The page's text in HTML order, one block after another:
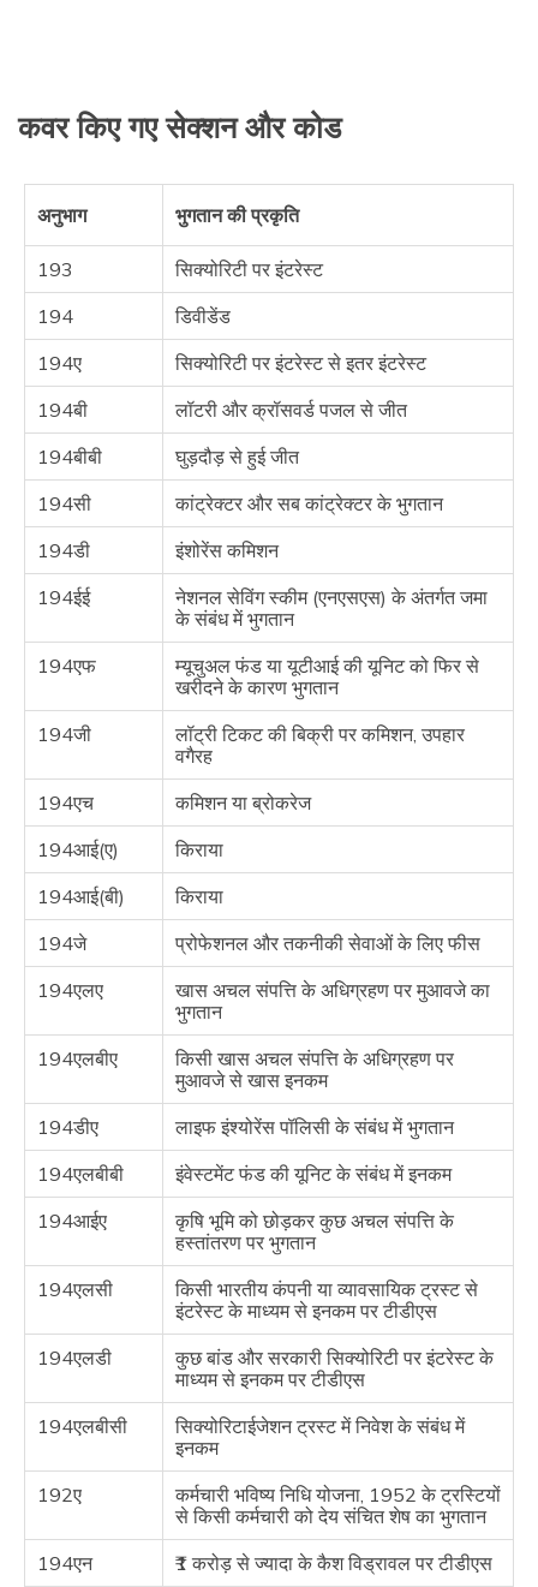
कवर किए गए सेक्शन और कोड
अनुभाग भुगतान की प्रकृति
193
सिक्योरिटी पर इंटरेस्ट
194
डिवीडेंड
194ए
सिक्योरिटी पर इंटरेस्ट से इतर इंटरेस्ट
194बी
लॉटरी और क्रॉसवर्ड पजल से जीत
194बीबी
घुड़दौड़ से हुई जीत
194सी
कांट्रेक्टर और सब कांट्रेक्टर के भुगतान
194डी
इंशोरेंस कमिशन
194ईई
नेशनल सेविंग स्कीम (एनएसएस) के अंतर्गत जमा
के संबंध में भुगतान
194एफ
म्यूचुअल फंड या यूटीआई की यूनिट को फिर से
खरीदने के कारण भुगतान
194जी
लॉट्री टिकट की बिक्री पर कमिशन, उपहार
वगैरह
194एच
कमिशन या ब्रोकरेज
194आई(ए)
किराया
194आई(बी)
किराया
194जे
प्रोफेशनल और तकनीकी सेवाओं के लिए फीस
194एलए
खास अचल संपत्ति के अधिग्रहण पर मुआवजे का
भुगतान
194एलबीए
किसी खास अचल संपत्ति के अधिग्रहण पर
मुआवजे से खास इनकम
194डीए
लाइफ इंश्योरेंस पॉलिसी के संबंध में भुगतान
194एलबीबी
इंवेस्टमेंट फंड की यूनिट के संबंध में इनकम
194आईए
कृषि भूमि को छोड़कर कुछ अचल संपत्ति के
हस्तांतरण पर भुगतान
194एलसी
किसी भारतीय कंपनी या व्यावसायिक ट्रस्ट से
इंटरेस्ट के माध्यम से इनकम पर टीडीएस
194एलडी
कुछ बांड और सरकारी सिक्योरिटी पर इंटरेस्ट के
माध्यम से इनकम पर टीडीएस
194एलबीसी
सिक्योरिटाईजेशन ट्रस्ट में निवेश के संबंध में
इनकम
192ए
कर्मचारी भविष्य निधि योजना, 1952 के ट्रस्टियों
से किसी कर्मचारी को देय संचित शेष का भुगतान
194एन
₹1 करोड़ से ज्यादा के कैश विड्रावल पर टीडीएस